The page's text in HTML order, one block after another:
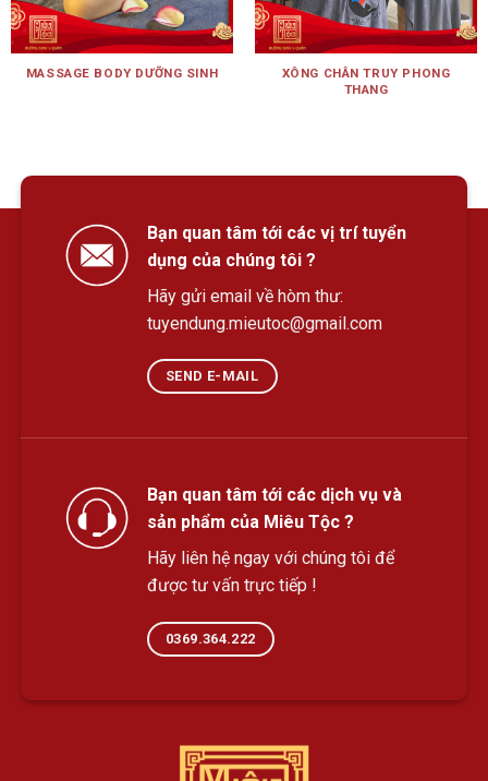
MASSAGE BODY DƯỠNG SINH
XÔNG CHÂN TRUY PHONG
THANG
Bạn quan tâm tới các vị trí tuyển
dụng của chúng tôi ?
Hãy gửi email về hòm thư:
tuyendung.mieutoc@gmail.com
SEND E-MAIL
Bạn quan tâm tới các dịch vụ và
sản phẩm của Miêu Tộc ?
Hãy liên hệ ngay với chúng tôi để
được tư vấn trực tiếp !
0369.364.222